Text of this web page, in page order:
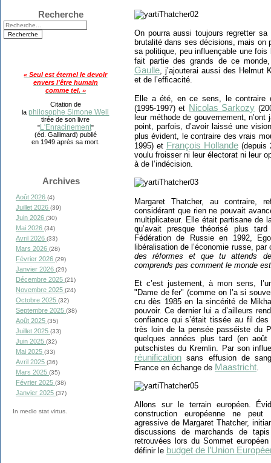
Recherche
« Seul est éternel le devoir
envers l'être humain
comme tel. »
Citation de
laphilosophe Simone Weil
tirée de son livre
"L'Enracinement"
(éd. Gallimard) publié
en 1949 après sa mort.
Archives
Août 2026 (4)
Juillet 2026 (39)
Juin 2026 (30)
Mai 2026 (34)
Avril 2026 (33)
Mars 2026 (28)
Février 2026 (29)
Janvier 2026 (29)
Décembre 2025 (21)
Novembre 2025 (24)
Octobre 2025 (32)
Septembre 2025 (38)
Août 2025 (35)
Juillet 2025 (33)
Juin 2025 (32)
Mai 2025 (33)
Avril 2025 (36)
Mars 2025 (35)
Février 2025 (38)
Janvier 2025 (37)
In medio stat virtus.
On pourra aussi toujours regretter
brutalité dans ses décisions, mais on
sa politique, peu influençable une
fait partie des grands de ce
Gaulle , j’ajouterai aussi des
et de l’efficacité.
Elle a été, en ce sens, le
(1995-1997) et Nicolas Sarkozy
leur méthode de gouvernement,
point, parfois, d’avoir laissé une
plus évident, le contraire des vrais
1995) et François Hollande (depuis
voulu froisser ni leur électorat ni leur
à de l’indécision.
Margaret Thatcher, au contraire,
considérant que rien ne pouvait
multiplicateur. Elle était partisane de
qu’avait presque théorisé plus
Fédération de Russie en 1992,
libéralisation de l’économie russe,
des réformes et que tu attends
comprends pas comment le monde
Et c’est justement, à mon sens,
"Dame de fer" (comme on l’a si
cru dès 1985 en la sincérité de
pouvoir. Ce dernier lui a d’ailleurs
confiance qui s’était tissée au fil
très loin de la pensée passéiste du
quelques années plus tard (en
putschistes du Kremlin. Par son
réunification sans effusion de
France en échange de Maastricht
Allons sur le terrain européen.
construction européenne ne peut
agressive de Margaret Thatcher,
discussions de marchands de
retrouvées lors du Sommet
définir le budget de l’Union